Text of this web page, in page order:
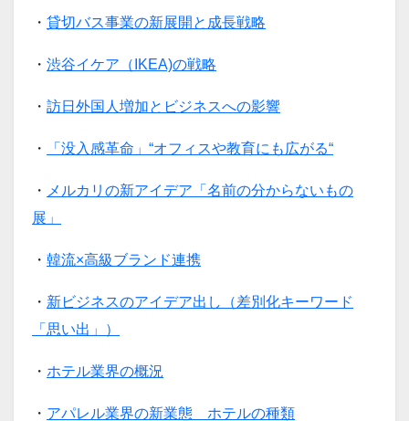
・ 貸切バス事業の新展開と成長戦略
・ 渋谷イケア（IKEA)の戦略
・ 訪日外国人増加とビジネスへの影響
・ 「没入感革命」“オフィスや教育にも広がる“
・ メルカリの新アイデア「名前の分からないもの
展」
・ 韓流×高級ブランド連携
・ 新ビジネスのアイデア出し（差別化キーワード
「思い出」）
・ ホテル業界の概況
・ アパレル業界の新業態 ホテルの種類